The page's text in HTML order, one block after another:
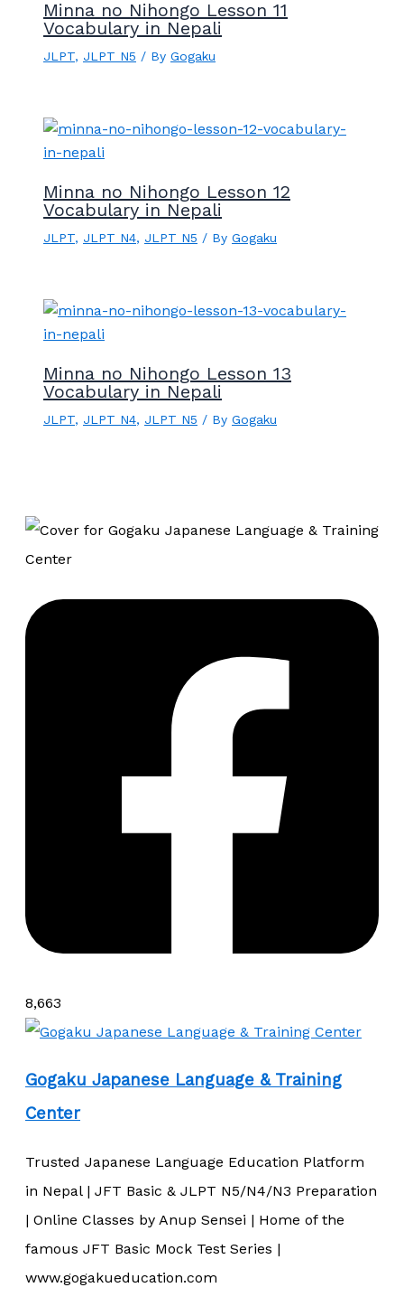
Minna no Nihongo Lesson 11
Vocabulary in Nepali
JLPT, JLPT N5 / By Gogaku
Minna no Nihongo Lesson 12
Vocabulary in Nepali
JLPT, JLPT N4, JLPT N5 / By Gogaku
Minna no Nihongo Lesson 13
Vocabulary in Nepali
JLPT, JLPT N4, JLPT N5 / By Gogaku
8,663
Gogaku Japanese Language & Training
Center
Trusted Japanese Language Education Platform
in Nepal | JFT Basic & JLPT N5/N4/N3 Preparation
| Online Classes by Anup Sensei | Home of the
famous JFT Basic Mock Test Series |
www.gogakueducation.com